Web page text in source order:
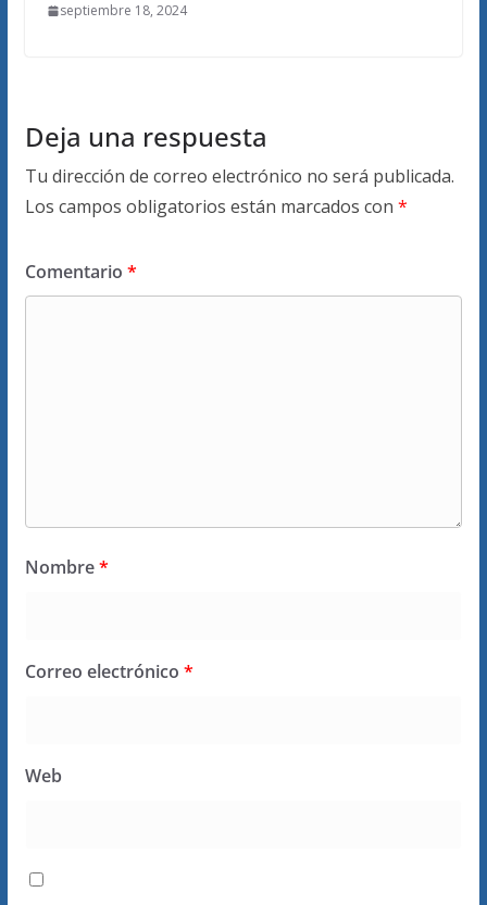
septiembre 18, 2024
Deja una respuesta
Tu dirección de correo electrónico no será publicada.
Los campos obligatorios están marcados con *
Comentario *
Nombre*
Correo electrónico *
Web